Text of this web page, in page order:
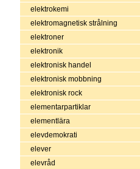
elektrokemi
elektromagnetisk strålning
elektroner
elektronik
elektronisk handel
elektronisk mobbning
elektronisk rock
elementarpartiklar
elementlära
elevdemokrati
elever
elevråd